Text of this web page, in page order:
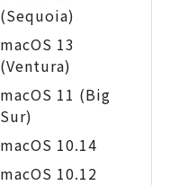
(Sequoia)
macOS 13
(Ventura)
macOS 11 (Big
Sur)
macOS 10.14
macOS 10.12